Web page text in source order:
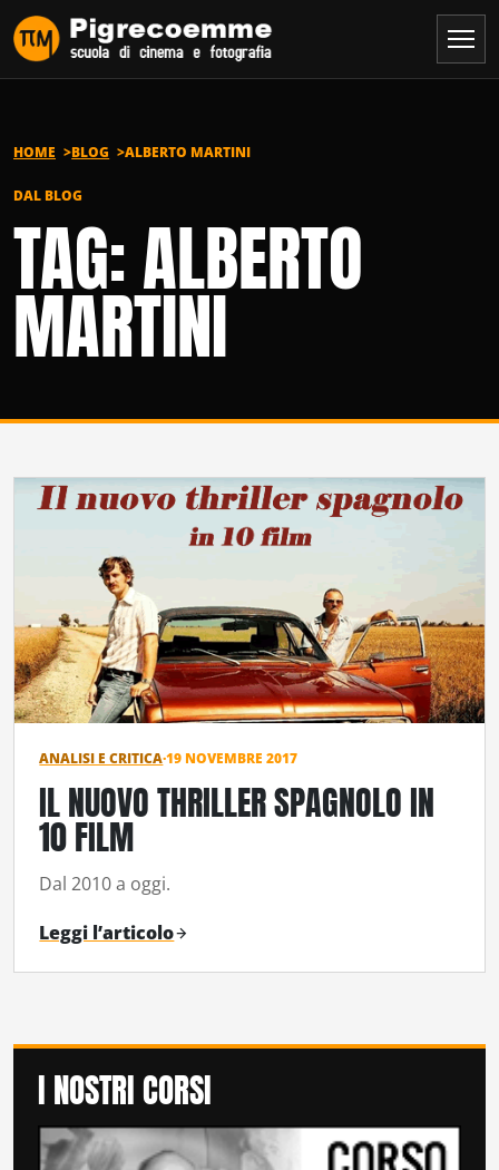
Vai al contenuto
HOME BLOG ALBERTO MARTINI
DAL BLOG
TAG: ALBERTO
MARTINI
ANALISI E CRITICA·19 NOVEMBRE 2017
IL NUOVO THRILLER SPAGNOLO IN
10 FILM
Dal 2010 a oggi.
Leggi l’articolo
I NOSTRI CORSI